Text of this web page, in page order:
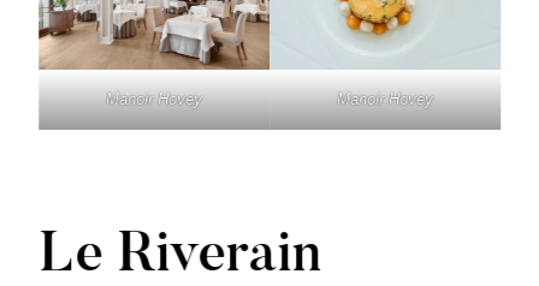
Manoir Hovey Manoir Hovey
Le Riverain